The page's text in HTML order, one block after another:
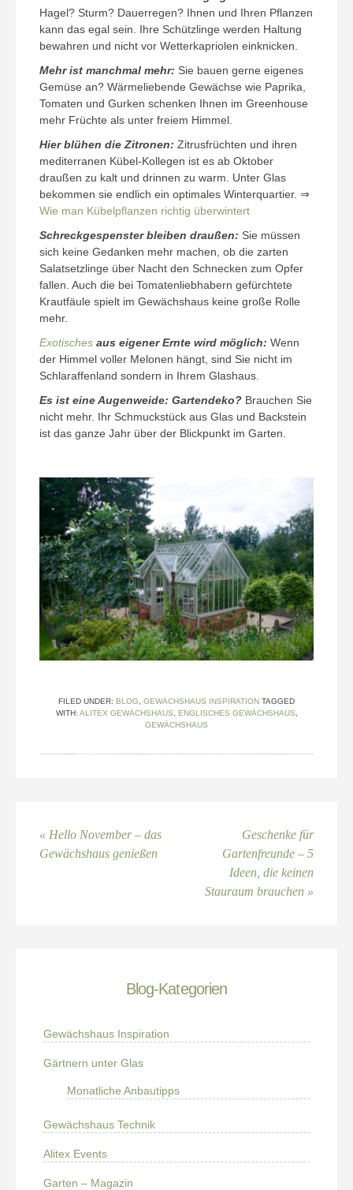
Hagel? Sturm? Dauerregen? Ihnen und Ihren Pflanzen
kann das egal sein. Ihre Schützlinge werden Haltung
bewahren und nicht vor Wetterkapriolen einknicken.
Mehr ist manchmal mehr: Sie bauen gerne eigenes
Gemüse an? Wärmeliebende Gewächse wie Paprika,
Tomaten und Gurken schenken Ihnen im Greenhouse
mehr Früchte als unter freiem Himmel.
Hier blühen die Zitronen: Zitrusfrüchten und ihren
mediterranen Kübel-Kollegen ist es ab Oktober
draußen zu kalt und drinnen zu warm. Unter Glas
bekommen sie endlich ein optimales Winterquartier. ⇒
Wie man Kübelpflanzen richtig überwintert
Schreckgespenster bleiben draußen: Sie müssen
sich keine Gedanken mehr machen, ob die zarten
Salatsetzlinge über Nacht den Schnecken zum Opfer
fallen. Auch die bei Tomatenliebhabern gefürchtete
Krautfäule spielt im Gewächshaus keine große Rolle
mehr.
Exotisches aus eigener Ernte wird möglich: Wenn
der Himmel voller Melonen hängt, sind Sie nicht im
Schlaraffenland sondern in Ihrem Glashaus.
Es ist eine Augenweide: Gartendeko? Brauchen Sie
nicht mehr. Ihr Schmuckstück aus Glas und Backstein
ist das ganze Jahr über der Blickpunkt im Garten.
FILED UNDER: BLOG GEWÄCHSHAUS INSPIRATION TAGGED
WITH: ALITEX GEWÄCHSHAUS ENGLISCHES GEWÄCHSHAUS
GEWÄCHSHAUS
« Hello November – das
Gewächshaus genießen
Geschenke für
Gartenfreunde – 5
Ideen, die keinen
Stauraum brauchen »
Blog-Kategorien
Gewächshaus Inspiration
Gärtnern unter Glas
Monatliche Anbautipps
Gewächshaus Technik
Alitex Events
Garten – Magazin